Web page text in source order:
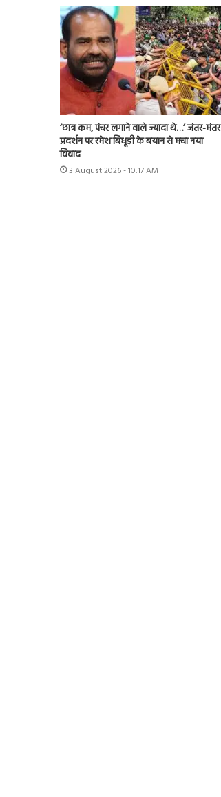
‘छात्र कम, पंचर लगाने वाले ज्यादा थे…’ जंतर-मंतर
प्रदर्शन पर रमेश बिधूड़ी के बयान से मचा नया
विवाद
3 August 2026 - 10:17 AM